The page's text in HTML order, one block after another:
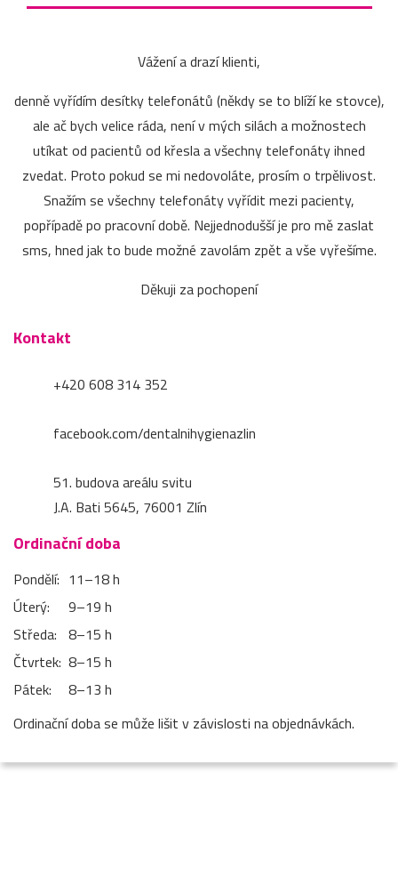
Vážení a drazí klienti,
denně vyřídím desítky telefonátů (někdy se to blíží ke stovce),
ale ač bych velice ráda, není v mých silách a možnostech
utíkat od pacientů od křesla a všechny telefonáty ihned
zvedat. Proto pokud se mi nedovoláte, prosím o trpělivost.
Snažím se všechny telefonáty vyřídit mezi pacienty,
popřípadě po pracovní době. Nejjednodušší je pro mě zaslat
sms, hned jak to bude možné zavolám zpět a vše vyřešíme.
Děkuji za pochopení
Kontakt
+420 608 314 352
facebook.com/dentalnihygienazlin
51. budova areálu svitu
J.A. Bati 5645, 76001 Zlín
Ordinační doba
Pondělí: 11–⁠18 h
Úterý:
9–⁠19 h
Středa: 8–⁠15 h
Čtvrtek: 8–⁠15 h
Pátek:
8–⁠13 h
Ordinační doba se může lišit v závislosti na objednávkách.